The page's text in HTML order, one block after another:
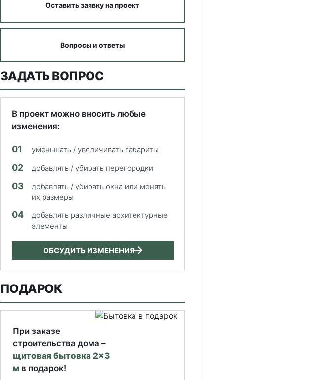
Оставить заявку на проект
Вопросы и ответы
ЗАДАТЬ ВОПРОС
В проект можно вносить любые
изменения:
01 уменьшать / увеличивать габариты
02 добавлять / убирать перегородки
03
добавлять / убирать окна или менять
их размеры
04
добавлять различные архитектурные
элементы
ОБСУДИТЬ ИЗМЕНЕНИЯ
ПОДАРОК
При заказе
строительства дома –
щитовая бытовка 2×3
мв подарок!